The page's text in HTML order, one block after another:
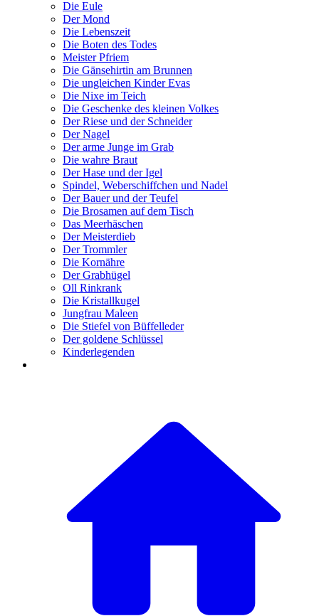
Die Eule
Der Mond
Die Lebenszeit
Die Boten des Todes
Meister Pfriem
Die Gänsehirtin am Brunnen
Die ungleichen Kinder Evas
Die Nixe im Teich
Die Geschenke des kleinen Volkes
Der Riese und der Schneider
Der Nagel
Der arme Junge im Grab
Die wahre Braut
Der Hase und der Igel
Spindel, Weberschiffchen und Nadel
Der Bauer und der Teufel
Die Brosamen auf dem Tisch
Das Meerhäschen
Der Meisterdieb
Der Trommler
Die Kornähre
Der Grabhügel
Oll Rinkrank
Die Kristallkugel
Jungfrau Maleen
Die Stiefel von Büffelleder
Der goldene Schlüssel
Kinderlegenden